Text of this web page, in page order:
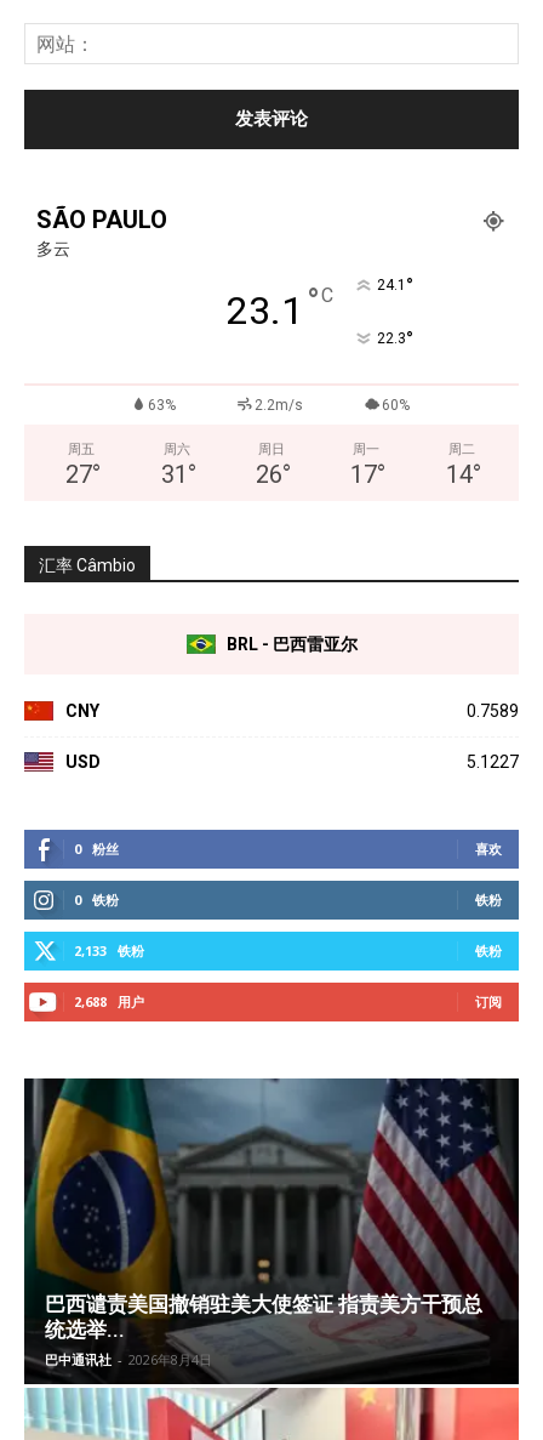
SÃO PAULO
多云
23.1 °C 24.1 °
22.3°
63% 2.2m/s 60%
周五
27°
周六
31 °
周日
26°
周一
17°
周二
14°
汇率 Câmbio
BRL - 巴西雷亚尔
CNY 0.7589
USD 5.1227
0 粉丝 喜欢
0 铁粉 铁粉
2,133 铁粉 铁粉
2,688 用户 订阅
巴西谴责美国撤销驻美大使签证 指责美方干预总
统选举...
巴中通讯社 - 2026年8月4日